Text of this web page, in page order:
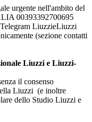
urgente nell'ambito del
00393392700695
LiuzzieLiuzzi
(sezione contatti
Liuzzi e Liuzzi-
il consenso
Liuzzi (e inoltre
dello Studio Liuzzi e